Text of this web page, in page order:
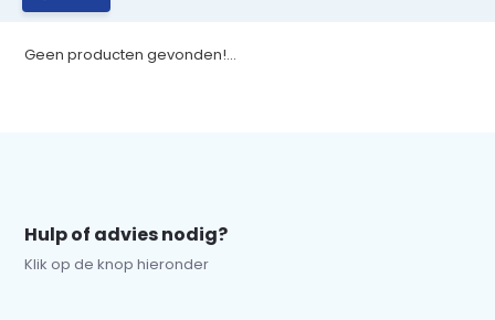
Geen producten gevonden!...
Hulp of advies nodig?
Klik op de knop hieronder